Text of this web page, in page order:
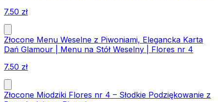
7.50 zł
Złocone Menu Weselne z Piwoniami, Elegancka Karta
Dań Glamour | Menu na Stół Weselny | Flores nr 4
7.50 zł
Złocone Miodziki Flores nr 4 – Słodkie Podziękowanie z